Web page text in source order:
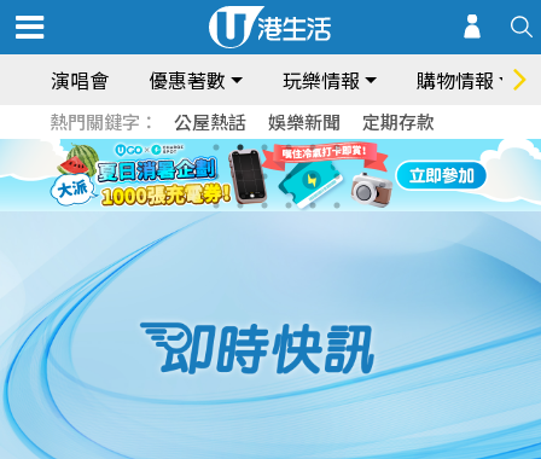
演唱會 優惠著數 玩樂情報 購物情報
熱門關鍵字： 公屋熱話 娛樂新聞 定期存款